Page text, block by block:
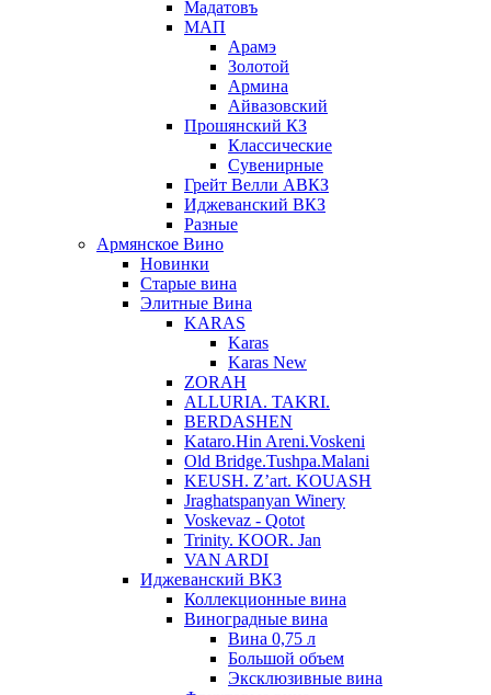
Мадатовъ
МАП
Арамэ
Золотой
Армина
Айвазовский
Прошянский КЗ
Классические
Сувенирные
Грейт Велли АВКЗ
Иджеванский ВКЗ
Разные
Армянское Вино
Новинки
Старые вина
Элитные Вина
KARAS
Karas
Karas New
ZORAH
ALLURIA. TAKRI.
BERDASHEN
Kataro.Hin Areni.Voskeni
Old Bridge.Tushpa.Malani
KEUSH. Z’art. KOUASH
Jraghatspanyan Winery
Voskevaz - Qotot
Trinity. KOOR. Jan
VAN ARDI
Иджеванский ВКЗ
Коллекционные вина
Виноградные вина
Вина 0,75 л
Большой объем
Эксклюзивные вина